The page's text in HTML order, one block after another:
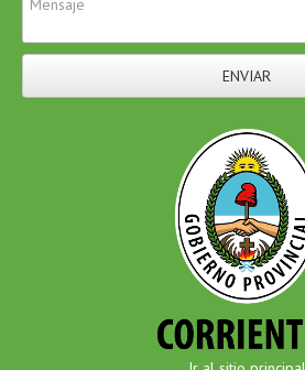
ENVIAR